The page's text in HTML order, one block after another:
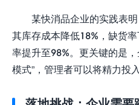
某快消品企业的实践表
其库存成本降低18%，缺货
率提升至98%。更关键的是，
模式”，管理者可以将精力投